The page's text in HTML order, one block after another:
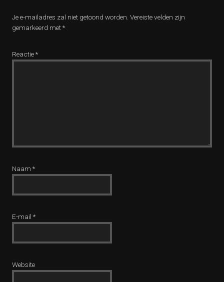
Je e-mailadres zal niet getoond worden. Vereiste velden zijn
gemarkeerd met*
Reactie*
Naam *
E-mail *
Website